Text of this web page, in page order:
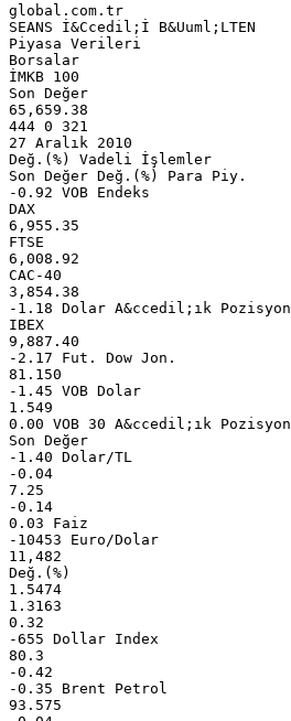
global.com.tr
SEANS İ&Ccedil;İ B&Uuml;LTEN
Piyasa Verileri
Borsalar
İMKB 100
Son Değer
65,659.38
444 0 321
27 Aralık 2010
Değ.(%) Vadeli İşlemler
Son Değer Değ.(%) Para Piy.
-0.92 VOB Endeks
DAX
6,955.35
FTSE
6,008.92
CAC-40
3,854.38
-1.18 Dolar A&ccedil;ık Pozisyon
IBEX
9,887.40
-2.17 Fut. Dow Jon.
81.150
-1.45 VOB Dolar
1.549
0.00 VOB 30 A&ccedil;ık Pozisyon
Son Değer
-1.40 Dolar/TL
-0.04
7.25
-0.14
0.03 Faiz
-10453 Euro/Dolar
11,482
Değ.(%)
1.5474
1.3163
0.32
-655 Dollar Index
80.3
-0.42
-0.35 Brent Petrol
93.575